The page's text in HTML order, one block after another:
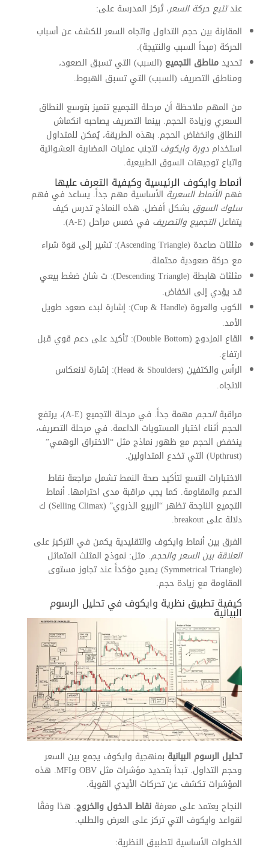
عندتتبع حركة السعر، تُركز المدرسة على:
المقارنة بين حجم التداول واتجاه السعر للكشف عن أسباب
الحركة (مبدأ السبب والنتيجة).
تحديدمناطق التجميع (السبب) التي تسبق الصعود،
ومناطق التصريف (السبب) التي تسبق الهبوط.
من المهم ملاحظة أن مرحلة التجميع تتميز بتوسع النطاق
السعري وزيادة الحجم. بينما التصريف يصاحبه انكماش
النطاق وانخفاض الحجم. بهذه الطريقة، يُمكن للمتداول
استخدام دورة وايكوف لتجنب عمليات المضاربة العشوائية
واتباع توجيهات السوق الطبيعية.
أنماط وايكوف الرئيسية وكيفية التعرف عليها
فهمالأنماط السعرية الأساسية مهم جداً. يساعد في فهم
سلوك السوقبشكل أفضل. هذه النماذج تدرس كيف
يتفاعلالتجميع والتصريف في خمس مراحل (A-E).
مثلثات صاعدة (Ascending Triangle): تشير إلى قوة شراء
مع حركة صعودية محتملة.
مثلثات هابطة (Descending Triangle): ت شان ضغط بيعي
قد يؤدي إلى انخفاض.
الكوب والعروة (Cup & Handle): إشارة لبدء صعود طويل
الأمد.
القاع المزدوج (Double Bottom): تأكيد على دعم قوي قبل
ارتفاع.
الرأس والكتفين (Head & Shoulders): إشارة لانعكاس
الاتجاه.
مراقبةالحجم
مهمة جداً. في مرحلة التجميع (A-E)، يرتفع
الحجم أثناء اختبار المستويات الداعمة. في مرحلة التصريف،
ينخفض الحجم مع ظهور نماذج مثل “الاختراق الوهمي”
(Upthrust) التي تخدع المتداولين.
الاختبارات التسع لتأكيد صحة النمط تشمل مراجعة نقاط
الدعم والمقاومة. كما يجب مراقبة مدى احترامها. أنماط
التجميع الناجحة تظهر “الربيع الذروي” (Selling Climax) ك
دلالة على breakout.
الفرق بين أنماط وايكوف والتقليدية يكمن في التركيز على
العلاقة بين السعر والحجم. مثل: نموذج المثلث المتماثل
(Symmetrical Triangle) يصبح مؤكداً عند تجاوز مستوى
المقاومة مع زيادة حجم.
كيفية تطبيق نظرية وايكوف في تحليل الرسوم
البيانية
تحليل الرسوم البيانية بمنهجية وايكوف يجمع بين السعر
وحجم التداول. تبدأ بتحديد مؤشرات مثل OBV وMFI. هذه
المؤشرات تكشف عن تحركات الأيدي القوية.
النجاح يعتمد على معرفة نقاط الدخول والخروج. هذا وفقًا
لقواعد وايكوف التي تركز على العرض والطلب.
الخطوات الأساسية لتطبيق النظرية: